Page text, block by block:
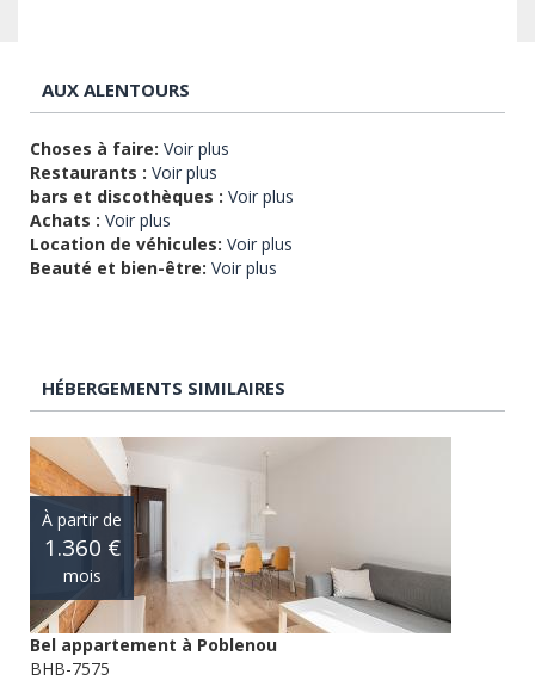
AUX ALENTOURS
Choses à faire: Voir plus
Restaurants : Voir plus
bars et discothèques : Voir plus
Achats : Voir plus
Location de véhicules: Voir plus
Beauté et bien-être: Voir plus
HÉBERGEMENTS SIMILAIRES
À partir de
1.360 €
mois
Bel appartement à Poblenou
BHB-7575